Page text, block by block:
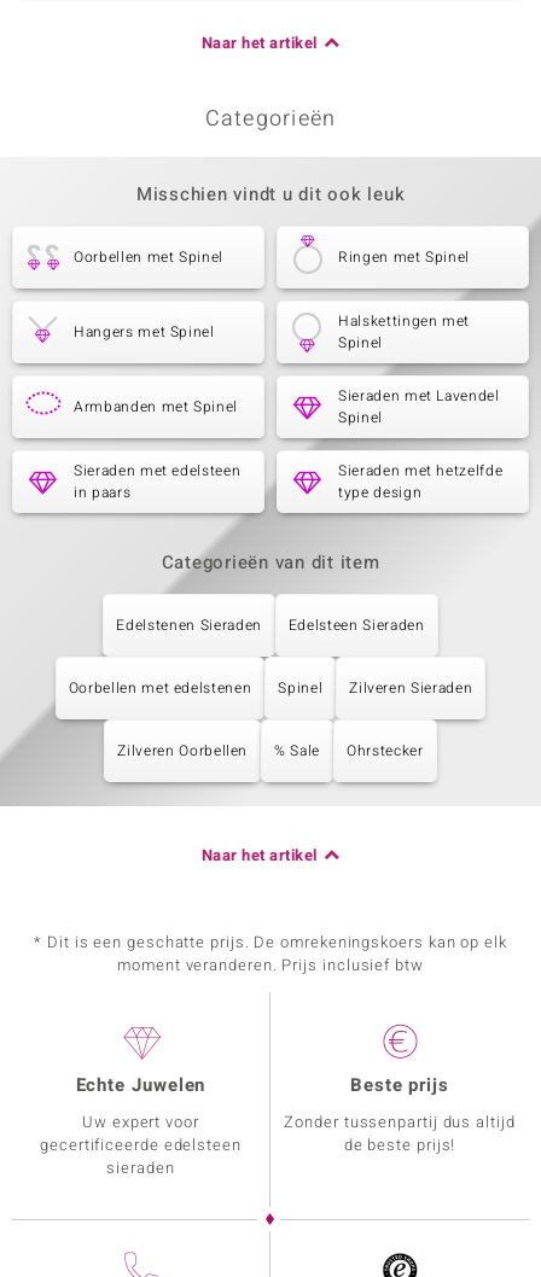
Naar het artikel
Categorieën
Misschien vindt u dit ook leuk
Oorbellen met Spinel Ringen met Spinel
Hangers met Spinel
Halskettingen met
Spinel
Armbanden met Spinel
Sieraden met Lavendel
Spinel
Sieraden met edelsteen
in paars
Sieraden met hetzelfde
type design
Categorieën van dit item
Edelstenen Sieraden Edelsteen Sieraden
Oorbellen met edelstenen Spinel Zilveren Sieraden
Zilveren Oorbellen % Sale Ohrstecker
Naar het artikel
* Dit is een geschatte prijs. De omrekeningskoers kan op elk
moment veranderen. Prijs inclusief btw
Echte Juwelen
Uw expert voor
gecertificeerde edelsteen
sieraden
Beste prijs
Zonder tussenpartij dus altijd
de beste prijs!